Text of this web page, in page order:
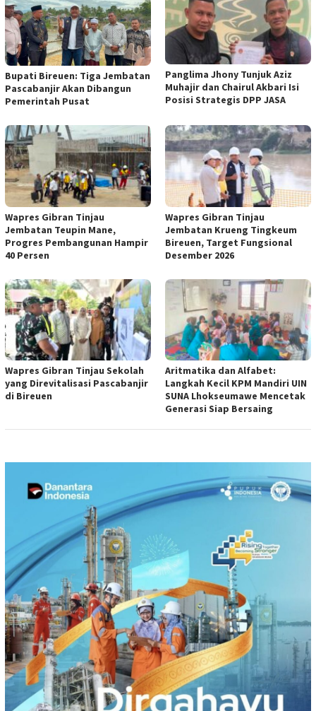
Bupati Bireuen: Tiga Jembatan
Pascabanjir Akan Dibangun
Pemerintah Pusat
Panglima Jhony Tunjuk Aziz
Muhajir dan Chairul Akbari Isi
Posisi Strategis DPP JASA
Wapres Gibran Tinjau
Jembatan Teupin Mane,
Progres Pembangunan Hampir
40 Persen
Wapres Gibran Tinjau
Jembatan Krueng Tingkeum
Bireuen, Target Fungsional
Desember 2026
Wapres Gibran Tinjau Sekolah
yang Direvitalisasi Pascabanjir
di Bireuen
Aritmatika dan Alfabet:
Langkah Kecil KPM Mandiri UIN
SUNA Lhokseumawe Mencetak
Generasi Siap Bersaing